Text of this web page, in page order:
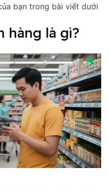
bạn trong bài viết dưới
hàng là gì?